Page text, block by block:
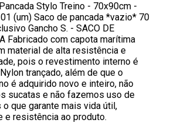
Stylo Treino - 70x90cm -
(um) Saco de pancada *vazio* 70
Gancho S. - SACO DE
Fabricado com capota marítima
material de alta resistência e
pois o revestimento interno é
trançado, além de que o
é adquirido novo e inteiro, não
sucatas e não fazemos uso de
o que garante mais vida útil,
e resistência ao produto.